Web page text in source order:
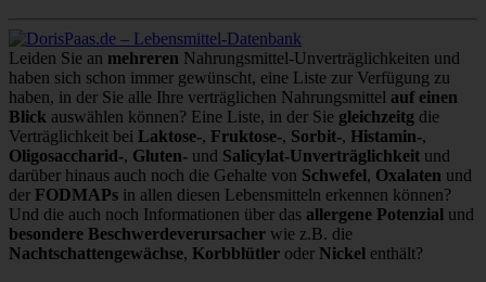
Leiden Sie an mehreren Nahrungsmittel-Unverträglichkeiten und
haben sich schon immer gewünscht, eine Liste zur Verfügung zu
haben, in der Sie alle Ihre verträglichen Nahrungsmittel auf einen
Blick auswählen können? Eine Liste, in der Sie gleichzeitg die
Verträglichkeit bei Laktose-, Fruktose-, Sorbit-, Histamin-,
Oligosaccharid-, Gluten- und Salicylat-Unverträglichkeit und
darüber hinaus auch noch die Gehalte von Schwefel , Oxalaten und
der FODMAPs in allen diesen Lebensmitteln erkennen können?
Und die auch noch Informationen über das allergene Potenzial und
besondere Beschwerdeverursacher wie z.B. die
Nachtschattengewächse, Korbblütler oder Nickel enthält?